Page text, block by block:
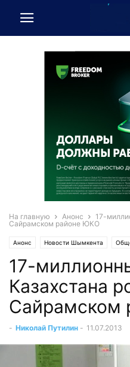
На главную Анонс
17-
Сайрамском районе ЮКО
Анонс Новости Шымкента
17-
Казахстана
Сайрамском
- Николай Путилин - 11.07.2013